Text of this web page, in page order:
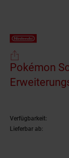
Pokémon
Verfügbarkeit:
Lieferbar ab: